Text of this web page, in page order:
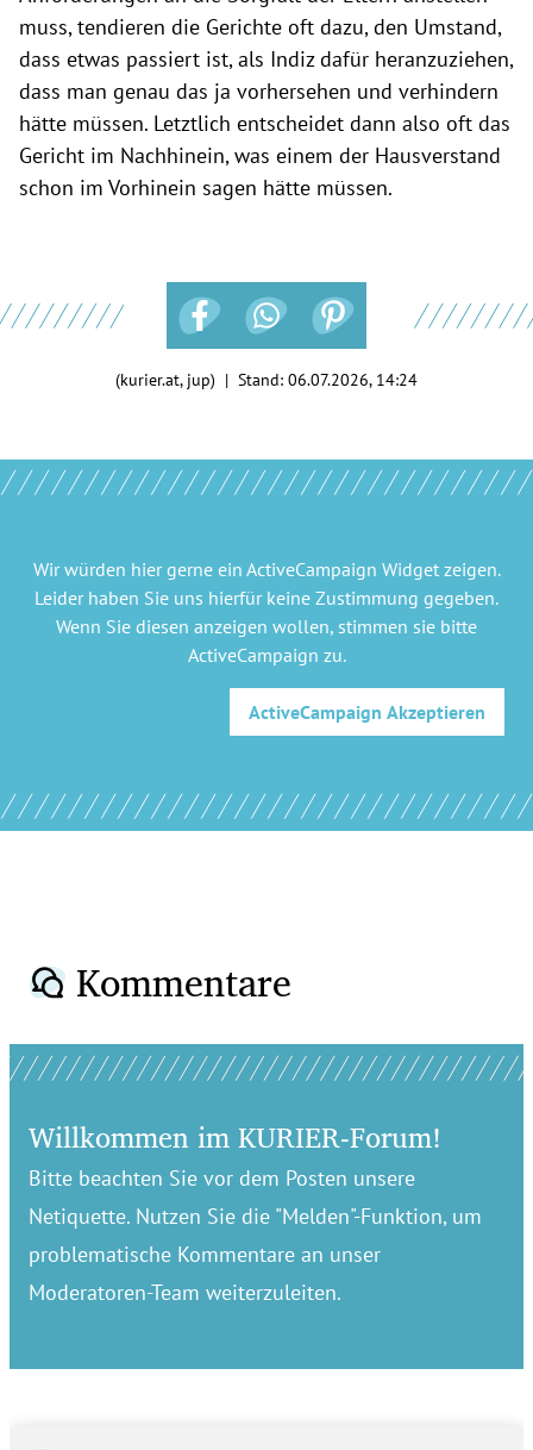
muss, tendieren die Gerichte oft dazu, den Umstand,
dass etwas passiert ist, als Indiz dafür heranzuziehen,
dass man genau das ja vorhersehen und verhindern
hätte müssen. Letztlich entscheidet dann also oft das
Gericht im Nachhinein, was einem der Hausverstand
schon im Vorhinein sagen hätte müssen.
(kurier.at, jup) | Stand: 06.07.2026, 14:24
Wir würden hier gerne ein ActiveCampaign Widgetzeigen.
Leider haben Sie uns hierfür keine Zustimmung gegeben.
Wenn Sie diesen anzeigen wollen, stimmen sie bitte
ActiveCampaign zu.
ActiveCampaign Akzeptieren
Kommentare